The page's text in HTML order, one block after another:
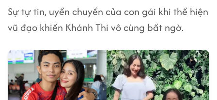
Sự tự tin, uyển chuyển của con gái khi thể hiện
vũ đạo khiến Khánh Thi vô cùng bất ngờ.